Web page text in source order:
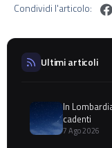
Condividi l'articolo:
Ultimi articoli
In
cadenti
7 Ago 2026